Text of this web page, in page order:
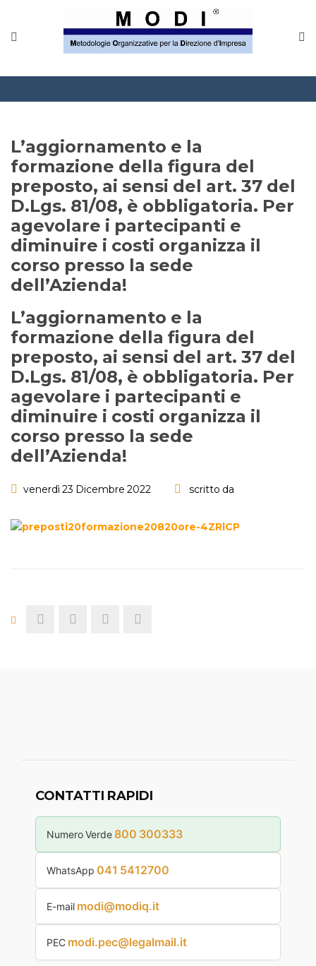
Corsi
CONTATTACI
Questionario
Blog e info
L’aggiornamento e la
formazione della figura del
preposto, ai sensi del art. 37 del
D.Lgs. 81/08, è obbligatoria. Per
agevolare i partecipanti e
diminuire i costi organizza il
corso presso la sede
dell’Azienda!
L’aggiornamento e la
formazione della figura del
preposto, ai sensi del art. 37 del
D.Lgs. 81/08, è obbligatoria. Per
agevolare i partecipanti e
diminuire i costi organizza il
corso presso la sede
dell’Azienda!
venerdì 23 Dicembre 2022 scritto da
CONTATTI RAPIDI
Numero Verde 800 300333
WhatsApp 041 5412700
E-mail modi@modiq.it
PEC modi.pec@legalmail.it